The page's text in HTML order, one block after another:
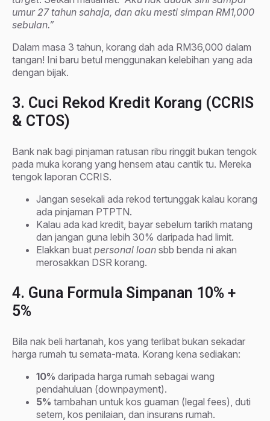
umur 27 tahun sahaja, dan aku mesti simpan RM1,000
sebulan.”
Dalam masa 3 tahun, korang dah ada RM36,000 dalam
tangan! Ini baru betul menggunakan kelebihan yang ada
dengan bijak.
3. Cuci Rekod Kredit Korang (CCRIS
& CTOS)
Bank nak bagi pinjaman ratusan ribu ringgit bukan tengok
pada muka korang yang hensem atau cantik tu. Mereka
tengok laporan CCRIS.
Jangan sesekali ada rekod tertunggak kalau korang
ada pinjaman PTPTN.
Kalau ada kad kredit, bayar sebelum tarikh matang
dan jangan guna lebih 30% daripada had limit.
Elakkan buat personal loan sbb benda ni akan
merosakkan DSR korang.
4. Guna Formula Simpanan 10% +
5%
Bila nak beli hartanah, kos yang terlibat bukan sekadar
harga rumah tu semata-mata. Korang kena sediakan:
10% daripada harga rumah sebagai wang
pendahuluan (downpayment).
5% tambahan untuk kos guaman (legal fees), duti
setem, kos penilaian, dan insurans rumah.